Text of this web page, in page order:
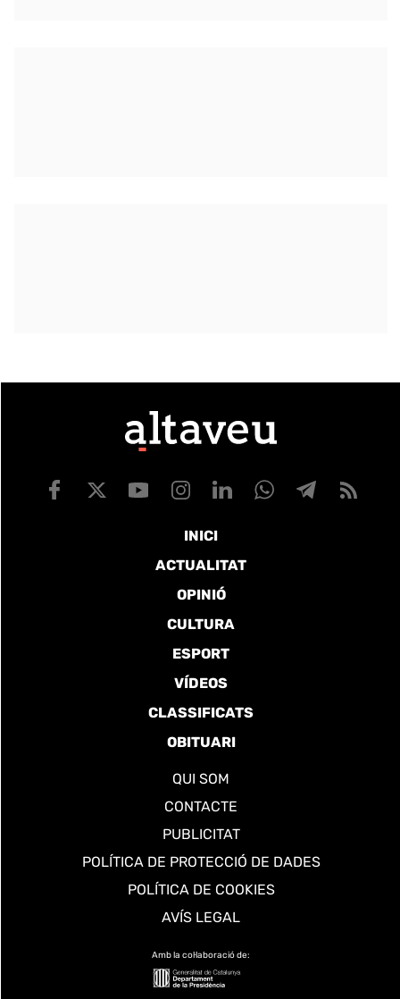
INICI
ACTUALITAT
OPINIÓ
CULTURA
ESPORT
VÍDEOS
CLASSIFICATS
OBITUARI
QUI SOM
CONTACTE
PUBLICITAT
POLÍTICA DE PROTECCIÓ DE DADES
POLÍTICA DE COOKIES
AVÍS LEGAL
Amb la col·laboració de: